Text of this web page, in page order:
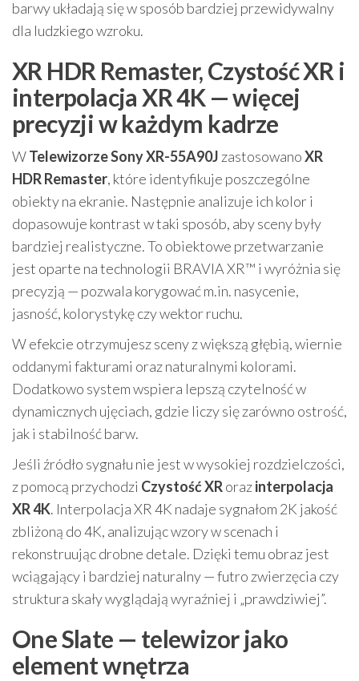
barwy układają się w sposób bardziej przewidywalny
dla ludzkiego wzroku.
XR HDR Remaster, Czystość XR i
interpolacja XR 4K — więcej
precyzji w każdym kadrze
WTelewizorze Sony XR-55A90J zastosowanoXR
HDR Remaster, które identyfikuje poszczególne
obiekty na ekranie. Następnie analizuje ich kolor i
dopasowuje kontrast w taki sposób, aby sceny były
bardziej realistyczne. To obiektowe przetwarzanie
jest oparte na technologii BRAVIA XR™ i wyróżnia się
precyzją — pozwala korygować m.in. nasycenie,
jasność, kolorystykę czy wektor ruchu.
W efekcie otrzymujesz sceny z większą głębią, wiernie
oddanymi fakturami oraz naturalnymi kolorami.
Dodatkowo system wspiera lepszą czytelność w
dynamicznych ujęciach, gdzie liczy się zarówno ostrość,
jak i stabilność barw.
Jeśli źródło sygnału nie jest w wysokiej rozdzielczości,
z pomocą przychodzi Czystość XRorazinterpolacja
XR 4K. Interpolacja XR 4K nadaje sygnałom 2K jakość
zbliżoną do 4K, analizując wzory w scenach i
rekonstruując drobne detale. Dzięki temu obraz jest
wciągający i bardziej naturalny — futro zwierzęcia czy
struktura skały wyglądają wyraźniej i „prawdziwiej”.
One Slate — telewizor jako
element wnętrza